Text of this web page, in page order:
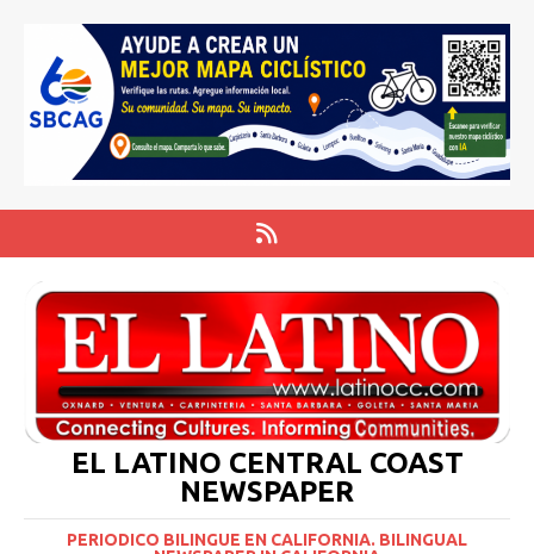
EL LATINO CENTRAL COAST
NEWSPAPER
PERIODICO BILINGUE EN CALIFORNIA. BILINGUAL